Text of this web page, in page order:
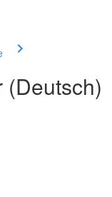
(Deutsch)